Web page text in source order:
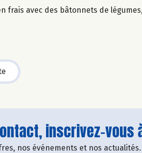
frais avec des bâtonnets de
inscrivez-vous
nos événements et nos actualités.